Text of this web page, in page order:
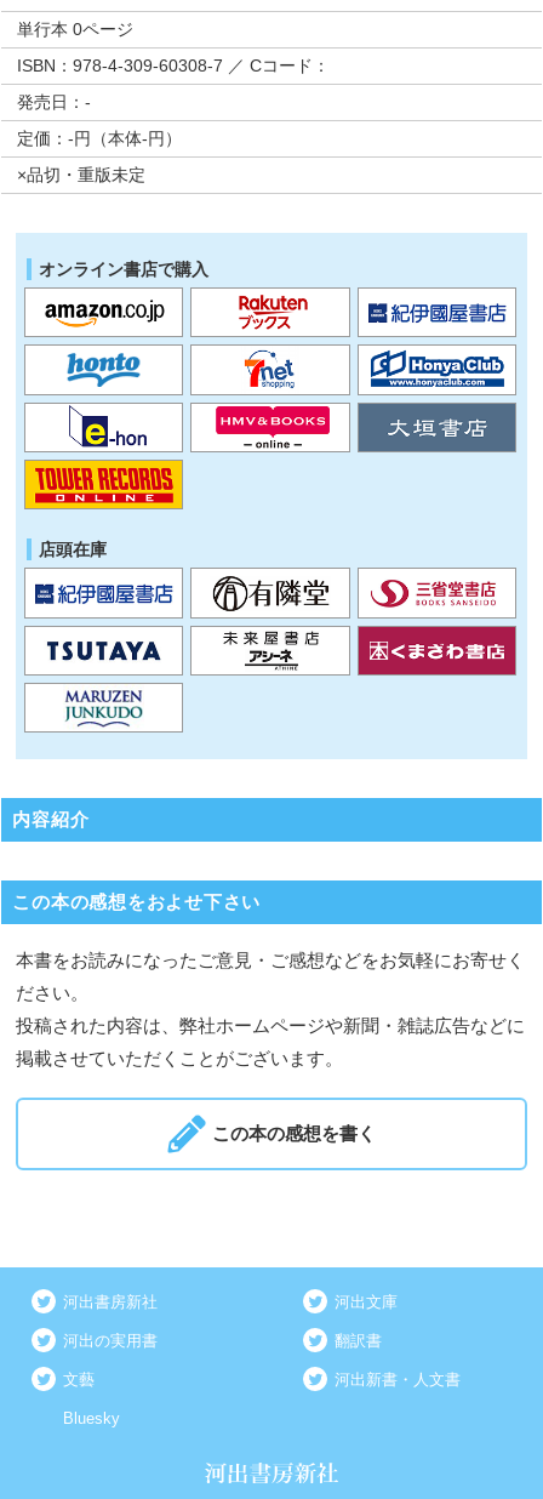
単行本 0ページ
ISBN：978-4-309-60308-7 ／ Cコード：
発売日：-
定価：-円（本体-円）
×品切・重版未定
オンライン書店で購入
店頭在庫
内容紹介
この本の感想をおよせ下さい
本書をお読みになったご意見・ご感想などをお気軽にお寄せく
ださい。
投稿された内容は、弊社ホームページや新聞・雑誌広告などに
掲載させていただくことがございます。
この本の感想を書く
河出書房新社 河出文庫
河出の実用書 翻訳書
文藝 河出新書・人文書
Bluesky